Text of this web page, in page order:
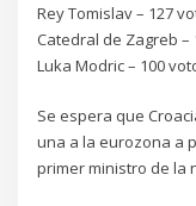
Rey Tomislav – 127
Catedral de Zagreb –
Luka Modric – 100
Se espera que
una a la eurozona a
primer ministro de la